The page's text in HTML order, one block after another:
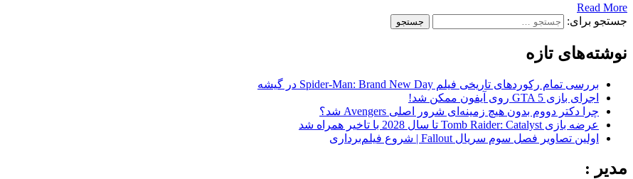
Read More
جستجو برای:
نوشته‌های تازه
بررسی تمام رکوردهای تاریخی فیلم Spider-Man: Brand New Day در گیشه
اجرای بازی GTA 5 روی آیفون ممکن شد!
چرا دکتر دووم بدون هیچ زمینه‌ای شرور اصلی Avengers شد؟
عرضه بازی Tomb Raider: Catalyst تا سال 2028 با تاخیر همراه شد
اولین تصاویر فصل سوم سریال Fallout | شروع فیلم‌برداری
مدیر :